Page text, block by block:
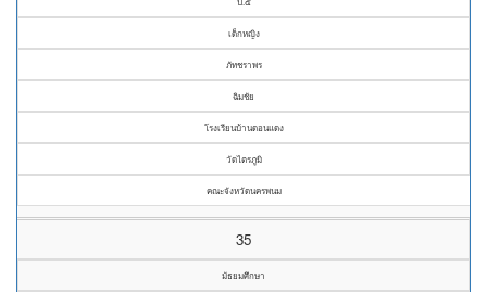
เด็กหญิง
ภัทชราพร
ฉิมชัย
โรงเรียนบ้านดอนแดง
วัดไตรภูมิ
คณะจังหวัดนครพนม
35
มัธยมศึกษา